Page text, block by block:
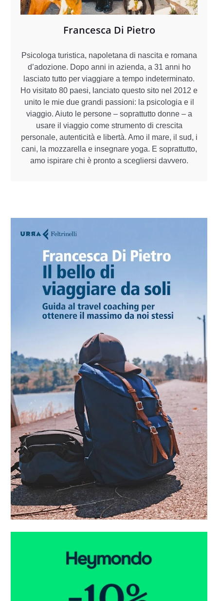
Francesca Di Pietro
Psicologa turistica, napoletana di nascita e romana
d’adozione. Dopo anni in azienda, a 31 anni ho
lasciato tutto per viaggiare a tempo indeterminato.
Ho visitato 80 paesi, lanciato questo sito nel 2012 e
unito le mie due grandi passioni: la psicologia e il
viaggio. Aiuto le persone – soprattutto donne – a
usare il viaggio come strumento di crescita
personale, autenticità e libertà. Amo il mare, il sud, i
cani, la mozzarella e insegnare yoga. E soprattutto,
amo ispirare chi è pronto a scegliersi davvero.